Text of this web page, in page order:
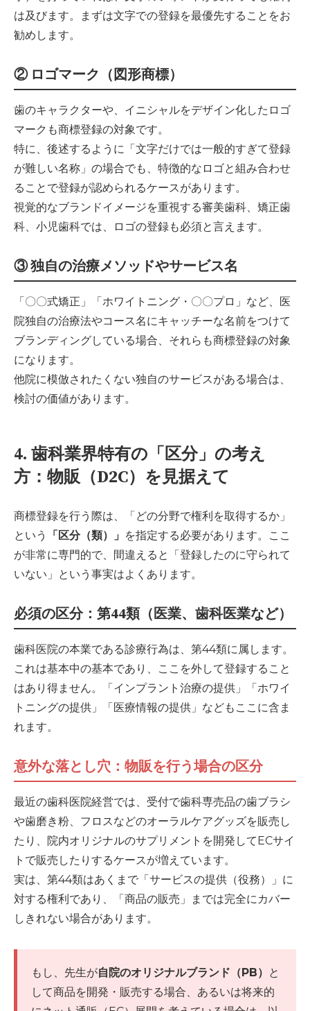
は及びます。まずは文字での登録を最優先することをお
勧めします。
② ロゴマーク（図形商標）
歯のキャラクターや、イニシャルをデザイン化したロゴ
マークも商標登録の対象です。
特に、後述するように「文字だけでは一般的すぎて登録
が難しい名称」の場合でも、特徴的なロゴと組み合わせ
ることで登録が認められるケースがあります。
視覚的なブランドイメージを重視する審美歯科、矯正歯
科、小児歯科では、ロゴの登録も必須と言えます。
③ 独自の治療メソッドやサービス名
「〇〇式矯正」「ホワイトニング・〇〇プロ」など、医
院独自の治療法やコース名にキャッチーな名前をつけて
ブランディングしている場合、それらも商標登録の対象
になります。
他院に模倣されたくない独自のサービスがある場合は、
検討の価値があります。
4. 歯科業界特有の「区分」の考え
方：物販（D2C）を見据えて
商標登録を行う際は、「どの分野で権利を取得するか」
という
「区分（類）」 を指定する必要があります。ここ
が非常に専門的で、間違えると「登録したのに守られて
いない」という事実はよくあります。
必須の区分：第44類（医業、歯科医業など）
歯科医院の本業である診療行為は、第44類に属します。
これは基本中の基本であり、ここを外して登録すること
はあり得ません。「インプラント治療の提供」「ホワイ
トニングの提供」「医療情報の提供」などもここに含ま
れます。
意外な落とし穴：物販を行う場合の区分
最近の歯科医院経営では、受付で歯科専売品の歯ブラシ
や歯磨き粉、フロスなどのオーラルケアグッズを販売し
たり、院内オリジナルのサプリメントを開発してECサイ
トで販売したりするケースが増えています。
実は、第44類はあくまで「サービスの提供（役務）」に
対する権利であり、「商品の販売」までは完全にカバー
しきれない場合があります。
もし、先生が自院のオリジナルブランド（PB） と
して商品を開発・販売する場合、あるいは将来的